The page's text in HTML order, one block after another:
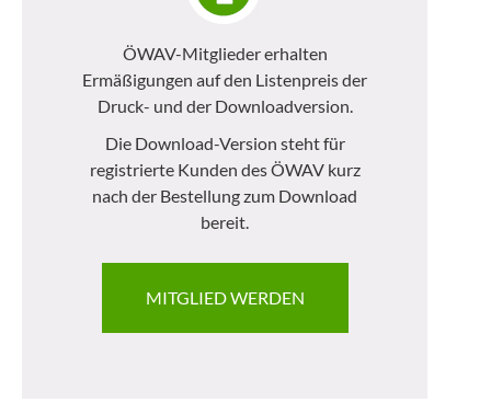
ÖWAV-Mitglieder erhalten
Ermäßigungen auf den Listenpreis der
Druck- und der Downloadversion.
Die Download-Version steht für
registrierte Kunden des ÖWAV kurz
nach der Bestellung zum Download
bereit.
MITGLIED WERDEN